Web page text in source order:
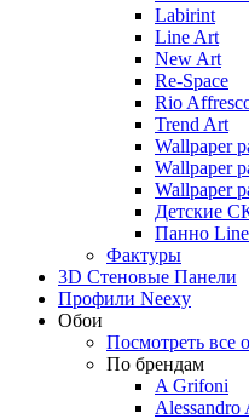
Labirint
Line Art
New Art
Re-Space
Rio
Trend Art
Wallpaper
Wallpaper
Wallpaper
Детские
Панно
Фактуры
3D Стеновые Панели
Профили Neexy
Обои
Посмотреть все
По брендам
A Grifoni
Alessandro